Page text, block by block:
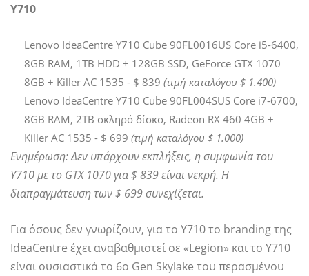
Y710
Lenovo IdeaCentre Y710 Cube 90FL0016US Core i5-6400,
8GB RAM, 1TB HDD + 128GB SSD, GeForce GTX 1070
8GB + Killer AC 1535 - $ 839 (τιμή καταλόγου $ 1.400)
Lenovo IdeaCentre Y710 Cube 90FL004SUS Core i7-6700,
8GB RAM, 2TB σκληρό δίσκο, Radeon RX 460 4GB +
Killer AC 1535 - $ 699 (τιμή καταλόγου $ 1.000)
Ενημέρωση: Δεν υπάρχουν εκπλήξεις, η συμφωνία του
Y710 με το GTX 1070 για $ 839 είναι νεκρή. Η
διαπραγμάτευση των $ 699 συνεχίζεται.
Για όσους δεν γνωρίζουν, για το Y710 το branding της
IdeaCentre έχει αναβαθμιστεί σε «Legion» και το Y710
είναι ουσιαστικά το 6ο Gen Skylake του περασμένου